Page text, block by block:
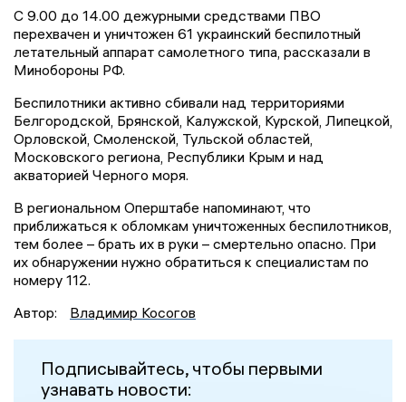
С 9.00 до 14.00 дежурными средствами ПВО
перехвачен и уничтожен 61 украинский беспилотный
летательный аппарат самолетного типа, рассказали в
Минобороны РФ.
Беспилотники активно сбивали над территориями
Белгородской, Брянской, Калужской, Курской, Липецкой,
Орловской, Смоленской, Тульской областей,
Московского региона, Республики Крым и над
акваторией Черного моря.
В региональном Оперштабе напоминают, что
приближаться к обломкам уничтоженных беспилотников,
тем более – брать их в руки – смертельно опасно. При
их обнаружении нужно обратиться к специалистам по
номеру 112.
Автор:
Владимир Косогов
Подписывайтесь, чтобы первыми
узнавать новости: